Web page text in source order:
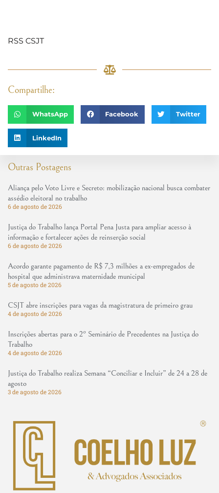
Outras Postagens
Aliança pelo Voto Livre e Secreto: mobilização nacional busca combater
assédio eleitoral no trabalho
6 de agosto de 2026
Justiça do Trabalho lança Portal Pena Justa para ampliar acesso à
informação e fortalecer ações de reinserção social
6 de agosto de 2026
Acordo garante pagamento de R$ 7,3 milhões a ex-empregados de
hospital que administrava maternidade municipal
5 de agosto de 2026
CSJT abre inscrições para vagas da magistratura de primeiro grau
4 de agosto de 2026
Inscrições abertas para o 2º Seminário de Precedentes na Justiça do
Trabalho
4 de agosto de 2026
Justiça do Trabalho realiza Semana “Conciliar e Incluir” de 24 a 28 de
agosto
3 de agosto de 2026
RSS CSJT
Compartilhe:
WhatsApp Facebook Twitter
LinkedIn